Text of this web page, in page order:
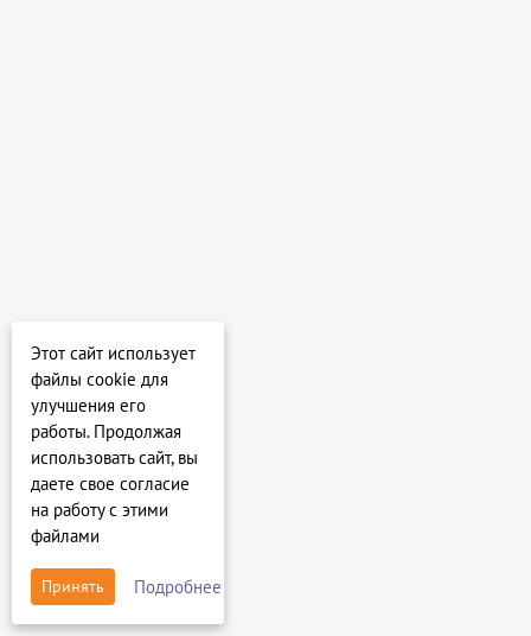
Этот сайт использует
файлы cookie для
улучшения его
работы. Продолжая
использовать сайт, вы
даете свое согласие
на работу с этими
файлами
Принять Подробнее